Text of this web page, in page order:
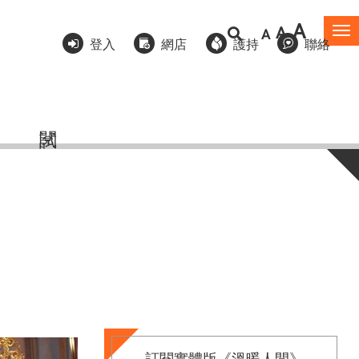
A A A
登入 網店 護持 聯絡